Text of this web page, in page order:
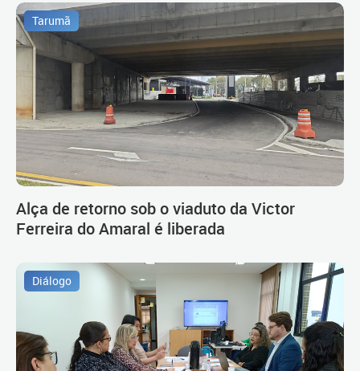
Tarumã
Alça de retorno sob o viaduto da Victor
Ferreira do Amaral é liberada
Diálogo